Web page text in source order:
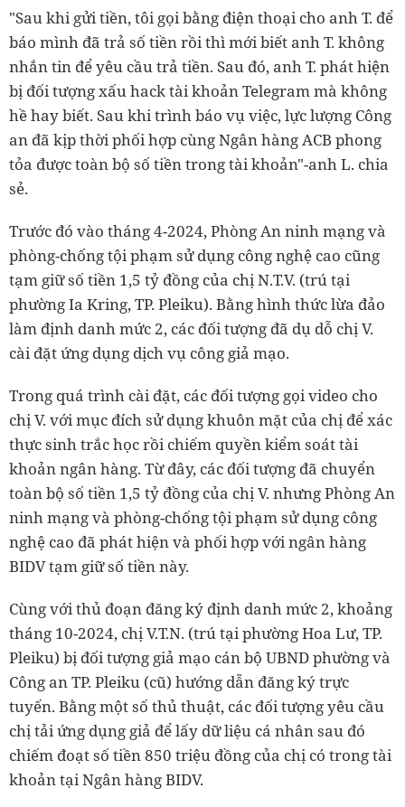
"Sau khi gửi tiền, tôi gọi bằng điện thoại cho anh T. để
báo mình đã trả số tiền rồi thì mới biết anh T. không
nhắn tin để yêu cầu trả tiền. Sau đó, anh T. phát hiện
bị đối tượng xấu hack tài khoản Telegram mà không
hề hay biết. Sau khi trình báo vụ việc, lực lượng Công
an đã kịp thời phối hợp cùng Ngân hàng ACB phong
tỏa được toàn bộ số tiền trong tài khoản"-anh L. chia
sẻ.
Trước đó vào tháng 4-2024, Phòng An ninh mạng và
phòng-chống tội phạm sử dụng công nghệ cao cũng
tạm giữ số tiền 1,5 tỷ đồng của chị N.T.V. (trú tại
phường Ia Kring, TP. Pleiku). Bằng hình thức lừa đảo
làm định danh mức 2, các đối tượng đã dụ dỗ chị V.
cài đặt ứng dụng dịch vụ công giả mạo.
Trong quá trình cài đặt, các đối tượng gọi video cho
chị V. với mục đích sử dụng khuôn mặt của chị để xác
thực sinh trắc học rồi chiếm quyền kiểm soát tài
khoản ngân hàng. Từ đây, các đối tượng đã chuyển
toàn bộ số tiền 1,5 tỷ đồng của chị V. nhưng Phòng An
ninh mạng và phòng-chống tội phạm sử dụng công
nghệ cao đã phát hiện và phối hợp với ngân hàng
BIDV tạm giữ số tiền này.
Cùng với thủ đoạn đăng ký định danh mức 2, khoảng
tháng 10-2024, chị V.T.N. (trú tại phường Hoa Lư, TP.
Pleiku) bị đối tượng giả mạo cán bộ UBND phường và
Công an TP. Pleiku (cũ) hướng dẫn đăng ký trực
tuyến. Bằng một số thủ thuật, các đối tượng yêu cầu
chị tải ứng dụng giả để lấy dữ liệu cá nhân sau đó
chiếm đoạt số tiền 850 triệu đồng của chị có trong tài
khoản tại Ngân hàng BIDV.